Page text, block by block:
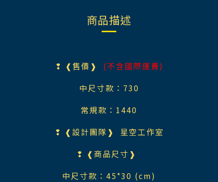
商品描述
❢ ❰售價❱
(不含國際運費)
中尺寸款：730
常規款：1440
❢ ❰設計團隊❱ 星空工作室
❢ ❰商品尺寸❱
中尺寸款：45*30 (cm)